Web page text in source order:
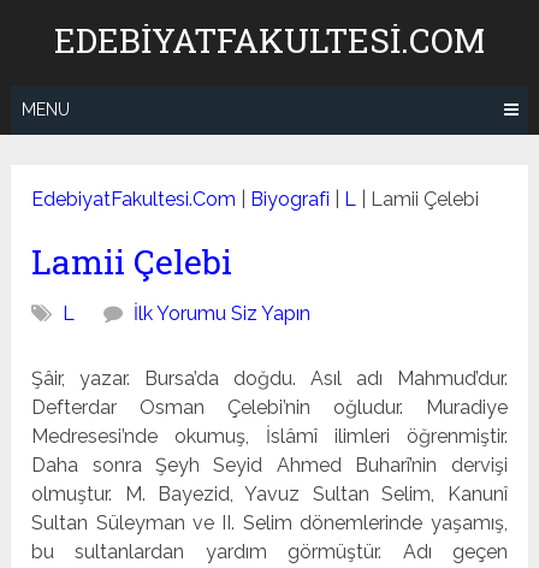
EDEBIYATFAKULTESI.COM
MENU
EdebiyatFakultesi.Com Biyografi L Lamii Çelebi
Lamii Çelebi
L İlk Yorumu Siz Yapın
Şâir, yazar. Bursa’da doğdu. Asıl adı Mahmud’dur.
Defter­dar Osman Çelebi’nin oğludur. Muradiye
Medresesi’nde okumuş, İslâmî ilimleri öğrenmiştir.
Daha sonra Şeyh Seyid Ahmed Buharî’nin dervişi
olmuştur. M. Bayezid, Yavuz Sul­tan Selim, Kanunî
Sultan Süleyman ve II. Selim dönemlerin­de yaşamış,
bu sultanlardan yardım görmüştür. Adı geçen